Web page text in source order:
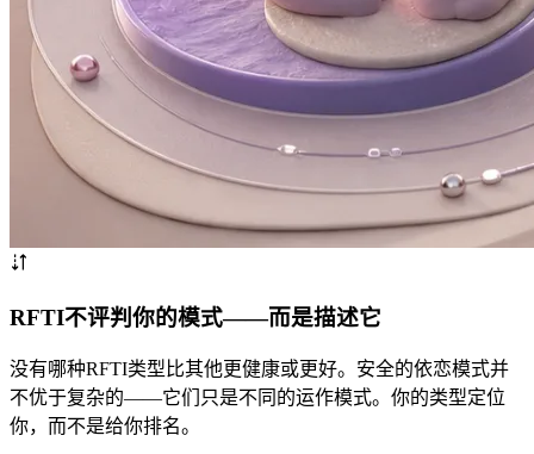
RFTI不评判你的模式——而是描述它
没有哪种RFTI类型比其他更健康或更好。安全的依恋模式并
不优于复杂的——它们只是不同的运作模式。你的类型定位
你，而不是给你排名。